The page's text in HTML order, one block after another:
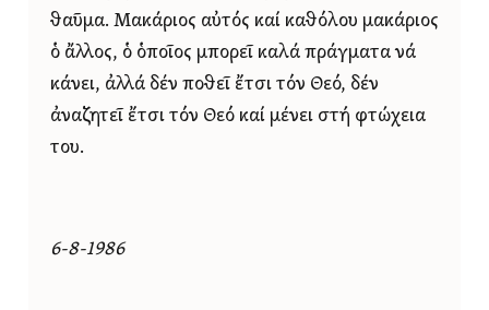
θαῦμα. Μακάριος αὐτός καί καθόλου μακάριος
ὁ ἄλλος, ὁ ὁποῖος μπορεῖ καλά πράγματα νά
κάνει, ἀλλά δέν ποθεῖ ἔτσι τόν Θεό, δέν
ἀναζητεῖ ἔτσι τόν Θεό καί μένει στή φτώχεια
του.
6-8-1986